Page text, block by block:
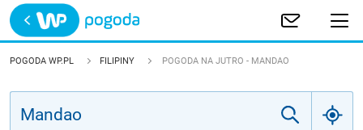
Trwa ładowanie
POLSKA
POGODA WP.PL FILIPINY POGODA NA JUTRO - MANDAO